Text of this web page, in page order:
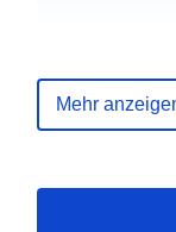
Verzeichnis
Mehr